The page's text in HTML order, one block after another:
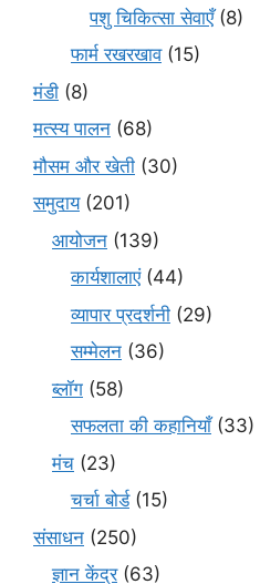
पशु चिकित्सा सेवाएँ(8)
फार्म रखरखाव(15)
मंडी (8)
मत्स्य पालन (68)
मौसम और खेती (30)
समुदाय(201)
आयोजन (139)
कार्यशालाएं(44)
व्यापार प्रदर्शनी (29)
सम्मेलन (36)
ब्लॉग (58)
सफलता की कहानियाँ(33)
मंच (23)
चर्चा बोर्ड(15)
संसाधन (250)
ज्ञान केंद्र(63)